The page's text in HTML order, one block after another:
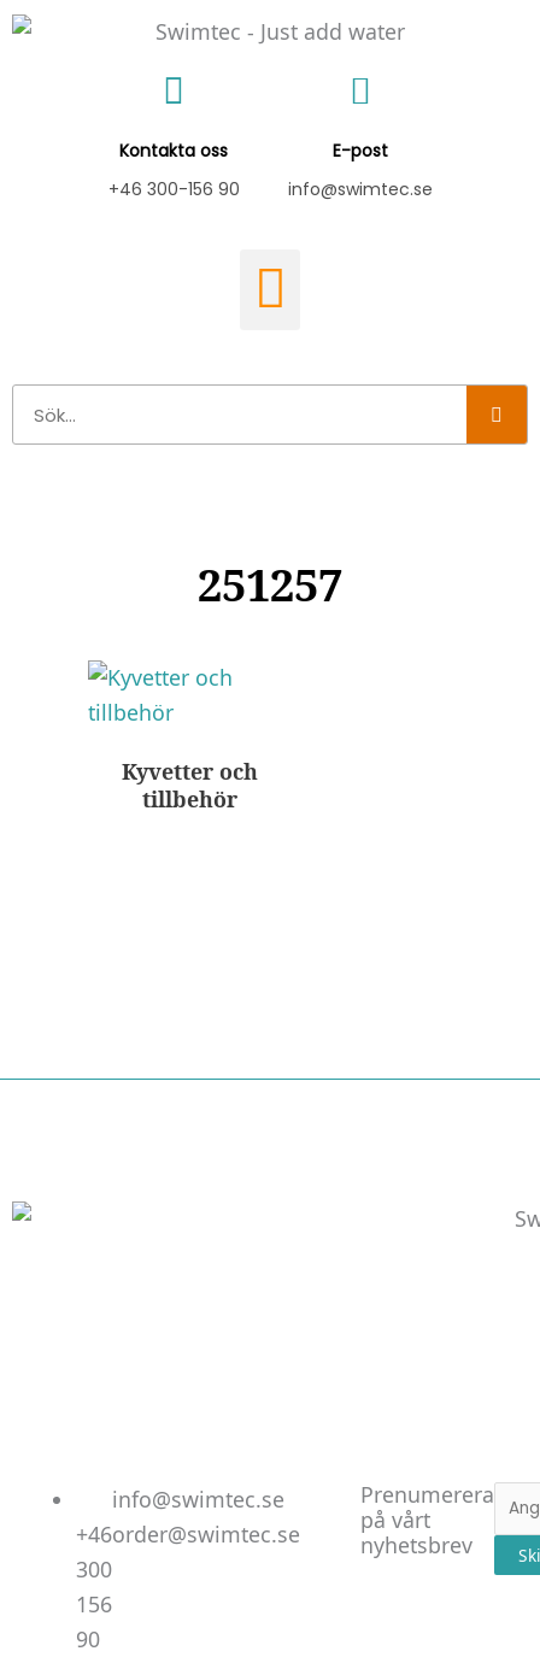
Hoppa
Kontakta oss
+46 300-156 90
E-post
info@swimtec.se
251257
Kyvetter och
tillbehör
+46
300
156
90
info@swimtec.se
order@swimtec.se
Prenumerera
på vårt
nyhetsbrev
E-
post